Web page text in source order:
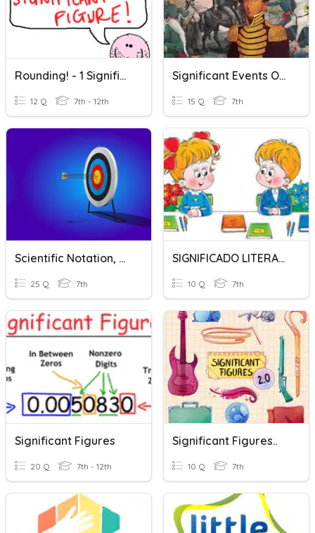
Rounding! - 1 Significant Figure!
12 Q 7th - 12th
Significant Events Of The TX Revolution
15 Q 7th
Scientific Notation, Accuracy/Precision, And Significant Digits
25 Q 7th
SIGNIFICADO LITERAL Y FIGURADO
10 Q 7th
Significant Figures
20 Q 7th - 12th
Significant Figures..
10 Q 7th